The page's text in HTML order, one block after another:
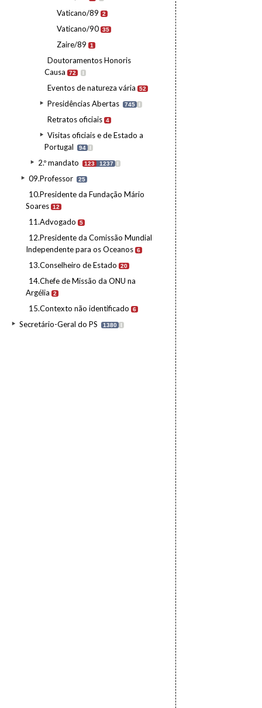
Vaticano/89 2
Vaticano/90 35
Zaire/89 1
Doutoramentos Honoris
Causa
72 I
Eventos de natureza vária 52
Presidências Abertas 745 I
Retratos oficiais 4
Visitas oficiais e de Estado a
Portugal
94 I
2.º mandato 123 1237 I
09.Professor 25
10.Presidente da Fundação Mário
Soares 12
11.Advogado 5
12.Presidente da Comissão Mundial
Independente para os Oceanos 6
13.Conselheiro de Estado 20
14.Chefe de Missão da ONU na
Argélia
2
15.Contexto não identificado 6
Secretário-Geral do PS 1380 I